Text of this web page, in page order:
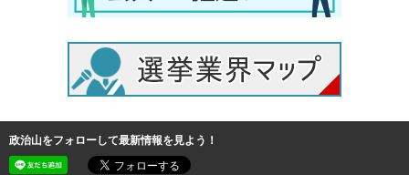
政治山をフォローして最新情報を見よう！